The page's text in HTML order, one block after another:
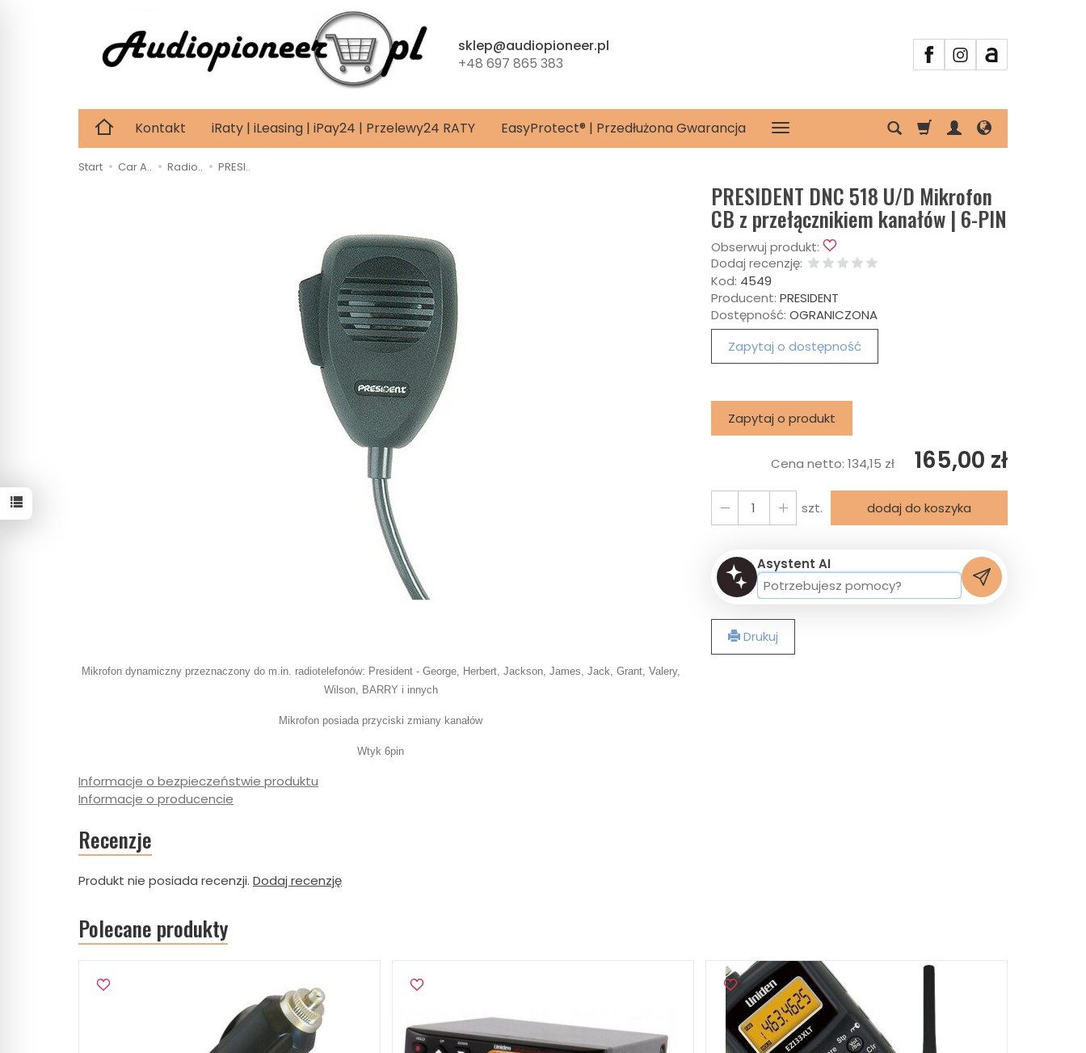
sklep@audiopioneer.pl
+48 697 865 383
Kontakt iRaty | iLeasing | iPay24 | Przelewy24 RATY EasyProtect® | Przedłużona Gwarancja
Start Car A.. Radio.. PRESI..
PRESIDENT DNC 518 U/D Mikrofon
CB z przełącznikiem kanałów | 6-PIN
Obserwuj produkt:
Dodaj recenzję:
Kod: 4549
Producent: PRESIDENT
Dostępność: OGRANICZONA
Zapytaj o dostępność
Zapytaj o produkt
Cena netto: 134,15 zł 165,00 zł
szt. dodaj do koszyka
Asystent AI
Drukuj
Mikrofon dynamiczny przeznaczony do m.in. radiotelefonów: President - George, Herbert, Jackson, James, Jack, Grant, Valery,
Wilson, BARRY i innych
Mikrofon posiada przyciski zmiany kanałów
Wtyk 6pin
Informacje o bezpieczeństwie produktu
Informacje o producencie
Recenzje
Produkt nie posiada recenzji. Dodaj recenzję
Polecane produkty